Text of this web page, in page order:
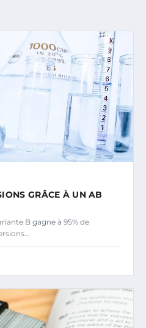
GRÂCE À UN AB
B gagne à 95% de